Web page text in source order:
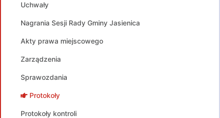
Uchwały
Nagrania Sesji Rady Gminy Jasienica
Akty prawa miejscowego
Zarządzenia
Sprawozdania
Protokoły
Protokoły kontroli